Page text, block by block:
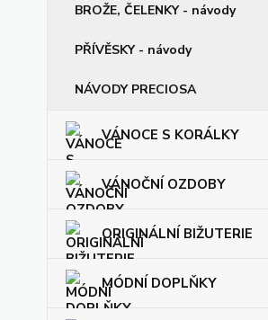
BROŽE, ČELENKY - návody
PŘÍVĚSKY - návody
NÁVODY PRECIOSA
VÁNOCE S KORÁLKY
VÁNOČNÍ OZDOBY
ORIGINÁLNÍ BIŽUTERIE
MÓDNÍ DOPLŇKY